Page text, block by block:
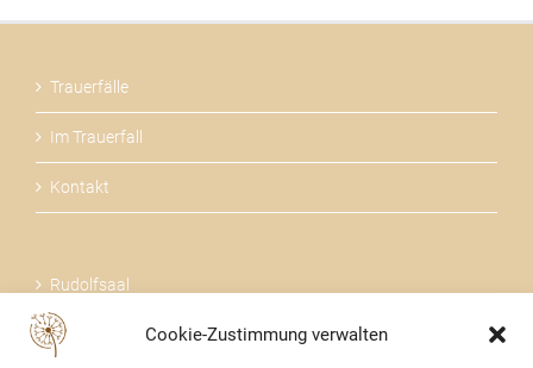
Cookie-Zustimmung verwalten
Trauerfälle
Im Trauerfall
Kontakt
Rudolfsaal
Über uns